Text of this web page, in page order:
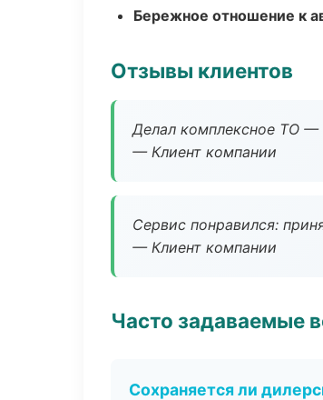
Бережное отношение к
Отзывы клиентов
Делал комплексное ТО —
— Клиент компании
Сервис понравился:
— Клиент компании
Часто задаваемые
Сохраняется ли